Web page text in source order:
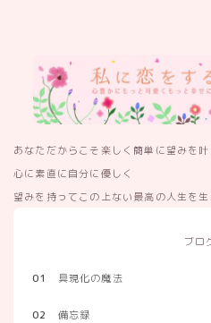
あなただからこそ楽しく簡単に望みを
心に素直に自分に優しく
望みを持ってこの上ない最高の人生を
ブロ
01 具現化の魔法
02 備忘録